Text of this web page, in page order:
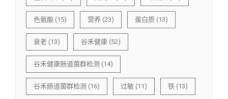
色氨酸 (15) 营养 (23) 蛋白质 (13)
衰老 (13) 谷禾健康 (52)
谷禾健康肠道菌群检测 (14)
谷禾肠道菌群检测 (16) 过敏 (11) 铁 (13)